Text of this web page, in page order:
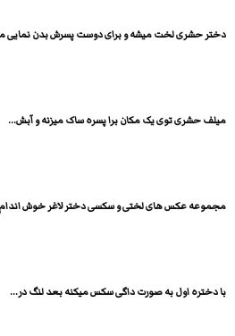
دختر حشری لخت میشه و برای دوست پسرش بدن نمایی
میلف حشری توی یک مکان برا پسره ساک میزنه و آبش...
مجموعه عکس های لختی و سکسی دختر لاغر خوش اندام
با دختره اول به صورت داگی سکس میکنه بعد لنگ در...